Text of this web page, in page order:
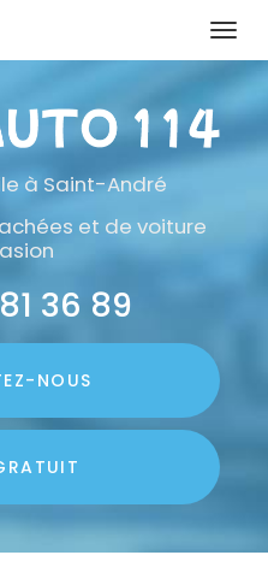
à Saint-André
et de voiture
36 89
NOUS